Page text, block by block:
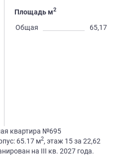
Площадь м2
Общая 65,17
квартира №695
65.17 м2, этаж 15 за 22,62
на III кв. 2027 года.